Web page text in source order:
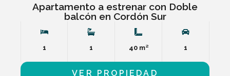
Apartamento a estrenar con Doble
balcón en Cordón Sur
1 1 40 m² 1
VER PROPIEDAD